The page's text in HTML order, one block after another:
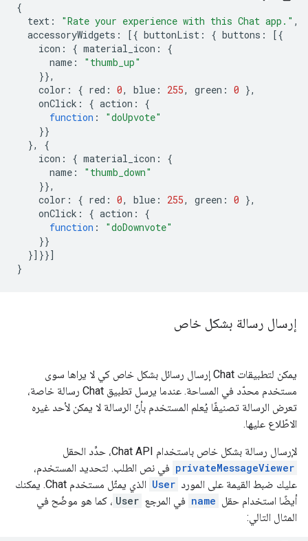
{
text : "Rate your experience with this Chat app." ,
accessoryWidgets : [{ buttonList : { buttons :
[{
icon : { material_icon :
{
name :
"thumb_up"
}},
color : { red : 0, blue : 255, green : 0 },
onClick : { action :
{
function :
"doUpvote"
}}
},
{
icon : { material_icon :
{
name :
"thumb_down"
}},
color : { red : 0, blue : 255, green : 0 },
onClick : { action :
{
function :
"doDownvote"
}}
}]}}]
}
إرسال رسالة بشكل خاص
يمكن لتطبيقات Chat إرسال رسائل بشكل خاص كي لا يراها سوى
مستخدم محدّد في المساحة. عندما يرسل تطبيق Chat رسالة خاصة،
تعرض الرسالة تصنيفًا يُعلم المستخدم بأنّ الرسالة لا يمكن لأحد غيره
الاطّلاع عليها.
لإرسال رسالة بشكل خاص باستخدام Chat API، حدِّد الحقل
privateMessageViewer في نص الطلب. لتحديد المستخدم،
عليك ضبط القيمة على المورد User
الذي يمثّل مستخدم Chat. يمكنك
أيضًا استخدام حقل name في المرجع User ، كما هو موضّح في
المثال التالي: